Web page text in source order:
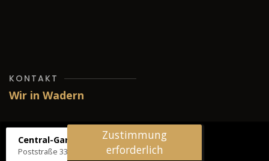
KONTAKT
Wir in Wadern
Central-Garage H. Wilhelm
Poststraße 33, 66687 Wadern
Zustimmung
erforderlich